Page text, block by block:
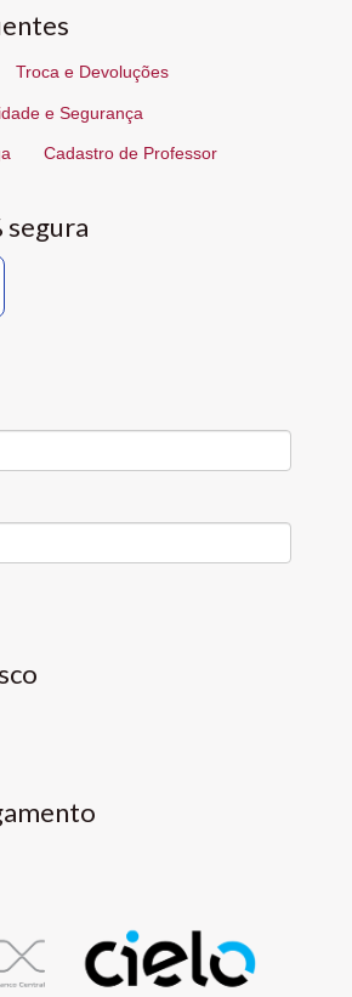
Troca e Devoluções
e Segurança
Cadastro de Professor
segura